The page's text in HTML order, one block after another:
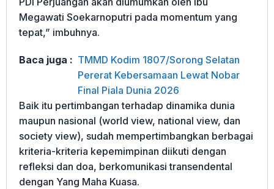
Megawati Soekarnoputri pada momentum yang
tepat,” imbuhnya.
Baca juga : TMMD Kodim 1807/Sorong Selatan
Pererat Kebersamaan Lewat Nobar
Final Piala Dunia 2026
Baik itu pertimbangan terhadap dinamika dunia
maupun nasional (world view, national view, dan
society view), sudah mempertimbangkan berbagai
kriteria-kriteria kepemimpinan diikuti dengan
refleksi dan doa, berkomunikasi transendental
dengan Yang Maha Kuasa.